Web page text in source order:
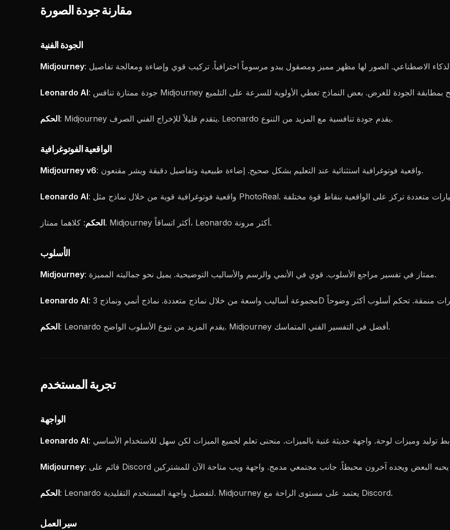
مقارنة جودة الصورة
الجودة الفنية
Midjourney
Leonardo AI
الحكم : Midjourney يتقدم قليلاً للإخراج الفني الصرف. Leonardo يقدم جودة تنافسية مع المزيد من التنوع.
الواقعية الفوتوغرافية
Midjourney v6 : واقعية فوتوغرافية استثنائية عند التعليم بشكل صحيح. إضاءة طبيعية وتفاصيل دقيقة وبشر مقنعون.
Leonardo AI
الحكم : كلاهما ممتاز. Midjourney أكثر اتساقاً، Leonardo أكثر مرونة.
الأسلوب
Midjourney : ممتاز في تفسير مراجع الأسلوب. قوي في الأنمي والرسم والأساليب التوضيحية. يميل نحو جماليته المميزة.
Leonardo AI
الحكم : Leonardo يقدم المزيد من تنوع الأسلوب الواضح. Midjourney أفضل في التفسير الفني المتماسك.
تجربة المستخدم
الواجهة
Leonardo AI
Midjourney
الحكم : Leonardo لتفضيل واجهة المستخدم التقليدية. Midjourney يعتمد على مستوى الراحة مع Discord.
سير العمل